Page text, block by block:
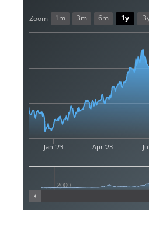
Jan '23 Apr '23
2000
Zoom 1m 3m 6m 1y